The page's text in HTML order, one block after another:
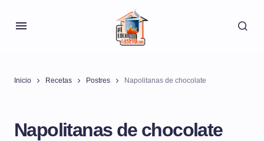
Inicio Recetas Postres Napolitanas de chocolate
Napolitanas de chocolate